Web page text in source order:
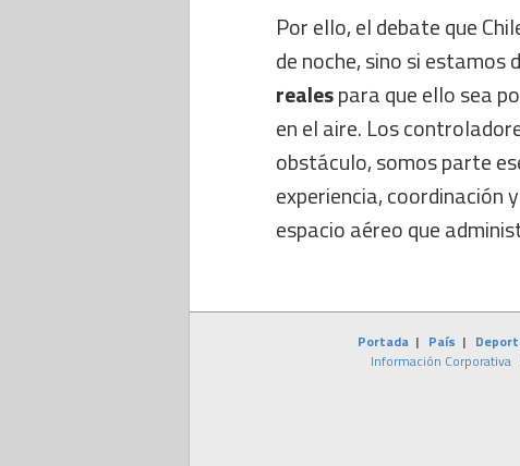
Por ello, el debate que
de noche, sino si estamos
realespara que ello sea
en el aire. Los
obstáculo, somos parte
experiencia, coordinación
espacio aéreo que
Portada| País |
Información Corporativa